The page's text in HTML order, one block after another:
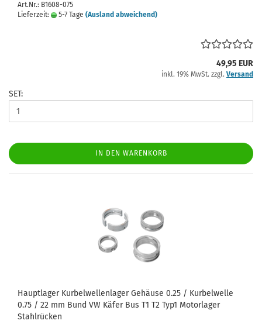
Art.Nr.: B1608-075
Lieferzeit:
5-7 Tage (Ausland abweichend)
49,95 EUR
inkl. 19% MwSt. zzgl. Versand
SET:
IN DEN WARENKORB
Hauptlager Kurbelwellenlager Gehäuse 0.25 / Kurbelwelle
0.75 / 22 mm Bund VW Käfer Bus T1 T2 Typ1 Motorlager
Stahlrücken